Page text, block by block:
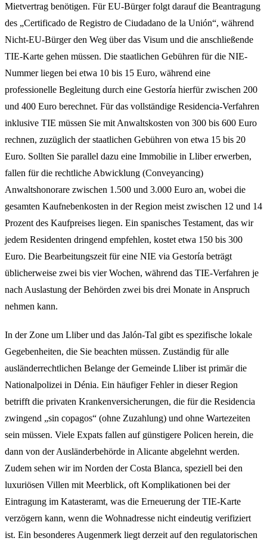
Mietvertrag benötigen. Für EU-Bürger folgt darauf die Beantragung
des „Certificado de Registro de Ciudadano de la Unión“, während
Nicht-EU-Bürger den Weg über das Visum und die anschließende
TIE-Karte gehen müssen. Die staatlichen Gebühren für die NIE-
Nummer liegen bei etwa 10 bis 15 Euro, während eine
professionelle Begleitung durch eine Gestoría hierfür zwischen 200
und 400 Euro berechnet. Für das vollständige Residencia-Verfahren
inklusive TIE müssen Sie mit Anwaltskosten von 300 bis 600 Euro
rechnen, zuzüglich der staatlichen Gebühren von etwa 15 bis 20
Euro. Sollten Sie parallel dazu eine Immobilie in Lliber erwerben,
fallen für die rechtliche Abwicklung (Conveyancing)
Anwaltshonorare zwischen 1.500 und 3.000 Euro an, wobei die
gesamten Kaufnebenkosten in der Region meist zwischen 12 und 14
Prozent des Kaufpreises liegen. Ein spanisches Testament, das wir
jedem Residenten dringend empfehlen, kostet etwa 150 bis 300
Euro. Die Bearbeitungszeit für eine NIE via Gestoría beträgt
üblicherweise zwei bis vier Wochen, während das TIE-Verfahren je
nach Auslastung der Behörden zwei bis drei Monate in Anspruch
nehmen kann.
In der Zone um Lliber und das Jalón-Tal gibt es spezifische lokale
Gegebenheiten, die Sie beachten müssen. Zuständig für alle
ausländerrechtlichen Belange der Gemeinde Lliber ist primär die
Nationalpolizei in Dénia. Ein häufiger Fehler in dieser Region
betrifft die privaten Krankenversicherungen, die für die Residencia
zwingend „sin copagos“ (ohne Zuzahlung) und ohne Wartezeiten
sein müssen. Viele Expats fallen auf günstigere Policen herein, die
dann von der Ausländerbehörde in Alicante abgelehnt werden.
Zudem sehen wir im Norden der Costa Blanca, speziell bei den
luxuriösen Villen mit Meerblick, oft Komplikationen bei der
Eintragung im Katasteramt, was die Erneuerung der TIE-Karte
verzögern kann, wenn die Wohnadresse nicht eindeutig verifiziert
ist. Ein besonderes Augenmerk liegt derzeit auf den regulatorischen